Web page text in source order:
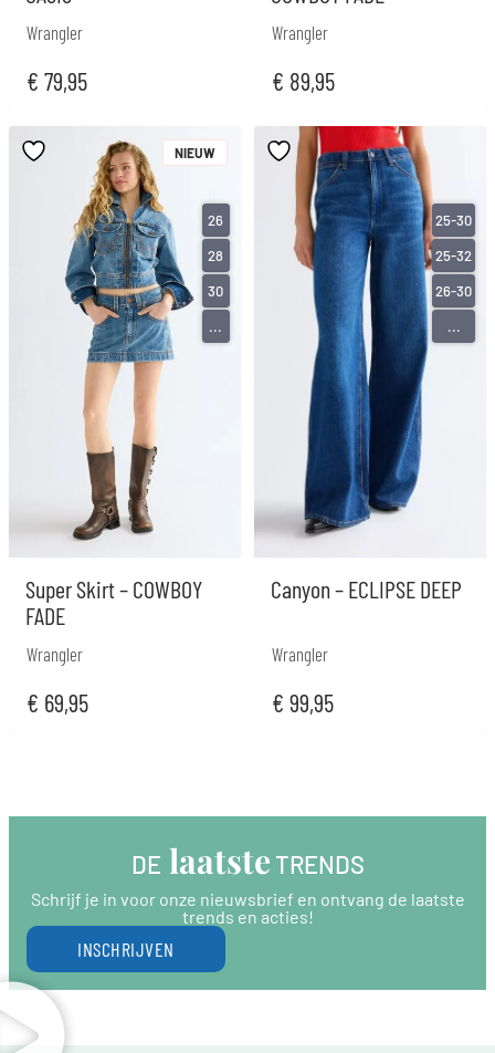
Wrangler
€ 79,95
Wrangler
€ 89,95
Super Skirt – COWBOY
FADE
Wrangler
€ 69,95
NIEUW
26
28
30
...
Canyon – ECLIPSE DEEP
Wrangler
€ 99,95
25-30
25-32
26-30
...
DE laatste TRENDS
Schrijf je in voor onze nieuwsbrief en ontvang de laatste
trends en acties!
INSCHRIJVEN